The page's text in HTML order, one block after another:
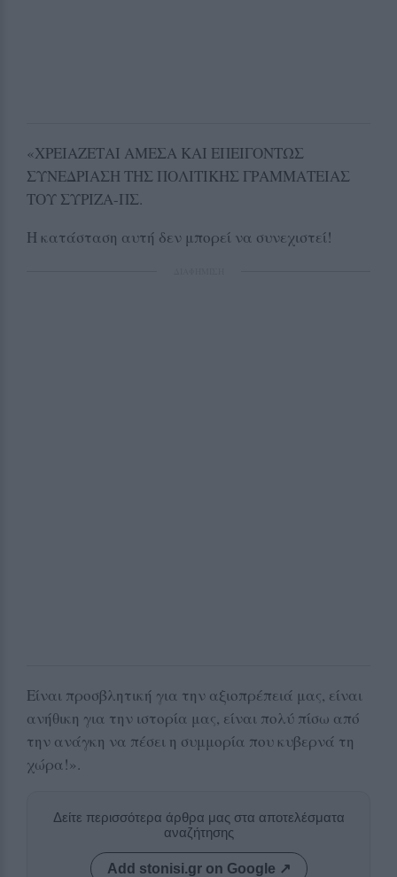
«ΧΡΕΙΑΖΕΤΑΙ ΑΜΕΣΑ ΚΑΙ ΕΠΕΙΓΟΝΤΩΣ
ΣΥΝΕΔΡΙΑΣΗ ΤΗΣ ΠΟΛΙΤΙΚΗΣ ΓΡΑΜΜΑΤΕΙΑΣ
ΤΟΥ ΣΥΡΙΖΑ-ΠΣ.
Η κατάσταση αυτή δεν μπορεί να συνεχιστεί!
Είναι προσβλητική για την αξιοπρέπειά μας, είναι
ανήθικη για την ιστορία μας, είναι πολύ πίσω από
την ανάγκη να πέσει η συμμορία που κυβερνά τη
χώρα!».
Δείτε περισσότερα άρθρα μας στα αποτελέσματα
αναζήτησης
Add stonisi.gr on Google ↗